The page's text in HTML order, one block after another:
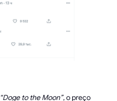
“Doge to the Moon”, o preço